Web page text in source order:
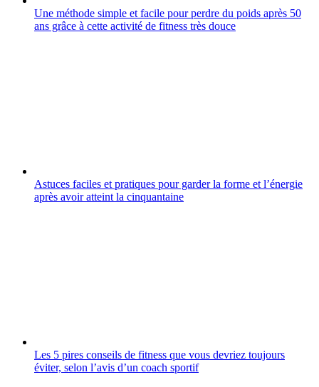
Une méthode simple et facile pour perdre du poids après 50
ans grâce à cette activité de fitness très douce
Astuces faciles et pratiques pour garder la forme et l’énergie
après avoir atteint la cinquantaine
Les 5 pires conseils de fitness que vous devriez toujours
éviter, selon l’avis d’un coach sportif